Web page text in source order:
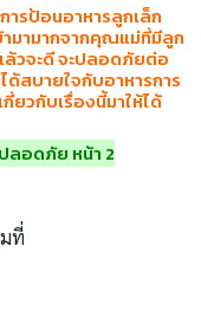
รป้อนอาหารลูกเล็ก
ามามากจากคุณแม่ที่มีลูก
ล้วจะดี จะปลอดภัยต่อ
สบายใจกับอาหารการ
ยวกับเรื่องนี้มาให้ได้
ลอดภัย หน้า 2
ที่